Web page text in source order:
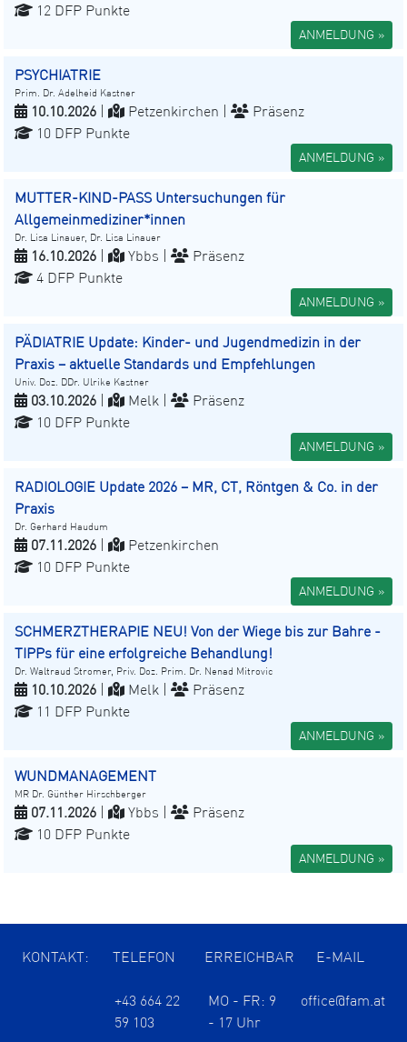
12 DFP Punkte
ANMELDUNG »
PSYCHIATRIE
Prim. Dr. Adelheid Kastner
10.10.2026 Petzenkirchen |
Präsenz
10 DFP Punkte
ANMELDUNG »
MUTTER-KIND-PASS Untersuchungen für
Allgemeinmediziner*innen
Dr. Lisa Linauer, Dr. Lisa Linauer
16.10.2026 Ybbs |
Präsenz
4 DFP Punkte
ANMELDUNG »
PÄDIATRIE Update: Kinder- und Jugendmedizin in der
Praxis – aktuelle Standards und Empfehlungen
Univ. Doz. DDr. Ulrike Kastner
03.10.2026 Melk |
Präsenz
10 DFP Punkte
ANMELDUNG »
RADIOLOGIE Update 2026 – MR, CT, Röntgen & Co. in der
Praxis
Dr. Gerhard Haudum
07.11.2026
Petzenkirchen
10 DFP Punkte
ANMELDUNG »
SCHMERZTHERAPIE NEU! Von der Wiege bis zur Bahre -
TIPPs für eine erfolgreiche Behandlung!
Dr. Waltraud Stromer, Priv. Doz. Prim. Dr. Nenad Mitrovic
10.10.2026 Melk |
Präsenz
11 DFP Punkte
ANMELDUNG »
WUNDMANAGEMENT
MR Dr. Günther Hirschberger
07.11.2026 Ybbs |
Präsenz
10 DFP Punkte
ANMELDUNG »
KONTAKT: TELEFON ERREICHBAR E-MAIL
+43 664 22
59 103
MO - FR: 9
- 17 Uhr
office@fam.at